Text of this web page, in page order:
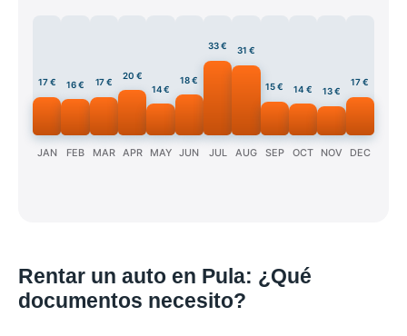
17 €
JAN
16 €
FEB
17 €
MAR
20 €
APR
14 €
MAY
18 €
JUN
33 €
JUL
31 €
AUG
15 €
SEP
14 €
OCT
13 €
NOV
17 €
DEC
Rentar un auto en Pula: ¿Qué
documentos necesito?